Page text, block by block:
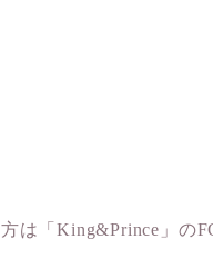
は「King&Prince」の